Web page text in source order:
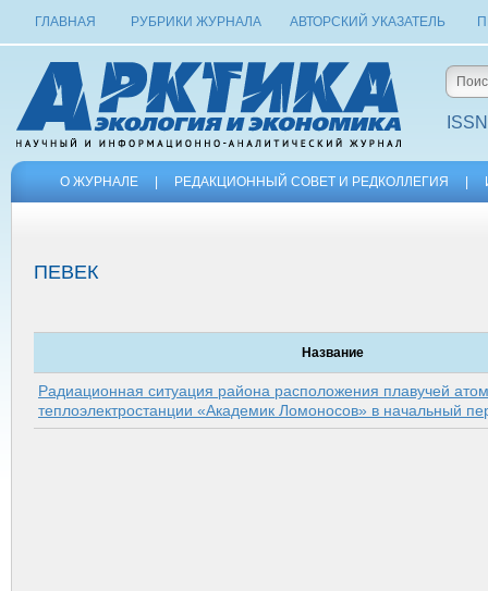
ГЛАВНАЯ РУБРИКИ ЖУРНАЛА АВТОРСКИЙ УКАЗАТЕЛЬ
О ЖУРНАЛЕ РЕДАКЦИОННЫЙ СОВЕТ И РЕДКОЛЛЕГИЯ
ПЕВЕК
Название
Радиационная ситуация района расположения плавучей
теплоэлектростанции «Академик Ломоносов» в начальный